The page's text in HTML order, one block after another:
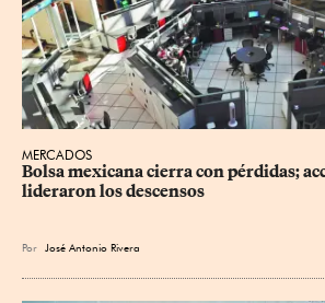
MERCADOS
Bolsa mexicana cierra con pérdidas;
lideraron los descensos
Por José Antonio Rivera